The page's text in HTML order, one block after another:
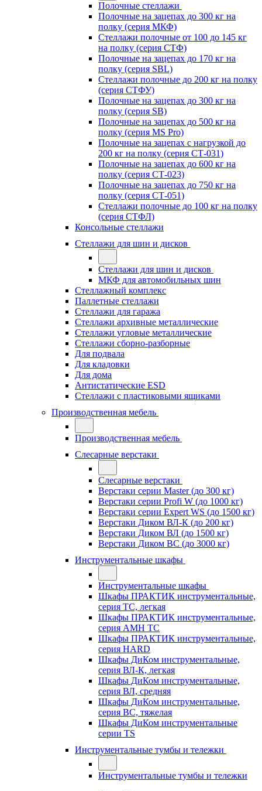
Полочные стеллажи
Полочные на зацепах до 300 кг на
полку (серия МКФ)
Стеллажи полочные от 100 до 145 кг
на полку (серия СТФ)
Полочные на зацепах до 170 кг на
полку (серия SBL)
Стеллажи полочные до 200 кг на полку
(серия СТФУ)
Полочные на зацепах до 300 кг на
полку (серия SB)
Полочные на зацепах до 500 кг на
полку (серия MS Pro)
Полочные на зацепах с нагрузкой до
200 кг на полку (серия СТ-031)
Полочные на зацепах до 600 кг на
полку (серия СТ-023)
Полочные на зацепах до 750 кг на
полку (серия СТ-051)
Стеллажи полочные до 100 кг на полку
(серия СТФЛ)
Консольные стеллажи
Стеллажи для шин и дисков
Стеллажи для шин и дисков
МКФ для автомобильных шин
Стеллажный комплекс
Паллетные стеллажи
Стеллажи для гаража
Стеллажи архивные металлические
Стеллажи угловые металлические
Стеллажи сборно-разборные
Для подвала
Для кладовки
Для дома
Антистатические ESD
Стеллажи с пластиковыми ящиками
Производственная мебель
Производственная мебель
Слесарные верстаки
Слесарные верстаки
Верстаки серии Master (до 300 кг)
Верстаки серии Profi W (до 1000 кг)
Верстаки серии Expert WS (до 1500 кг)
Верстаки Диком ВЛ-К (до 200 кг)
Верстаки Диком ВЛ (до 1500 кг)
Верстаки Диком ВС (до 3000 кг)
Инструментальные шкафы
Инструментальные шкафы
Шкафы ПРАКТИК инструментальные,
серия TC, легкая
Шкафы ПРАКТИК инструментальные,
серия AMH TC
Шкафы ПРАКТИК инструментальные,
серия HARD
Шкафы ДиКом инструментальные,
cерия ВЛ-К, легкая
Шкафы ДиКом инструментальные,
серия ВЛ, средняя
Шкафы ДиКом инструментальные,
серия ВС, тяжелая
Шкафы ДиКом инструментальные
серии TS
Инструментальные тумбы и тележки
Инструментальные тумбы и тележки